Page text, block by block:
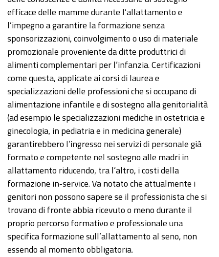
efficace delle mamme durante l’allattamento e
l’impegno a garantire la formazione senza
sponsorizzazioni, coinvolgimento o uso di materiale
promozionale proveniente da ditte produttrici di
alimenti complementari per l’infanzia. Certificazioni
come questa, applicate ai corsi di laurea e
specializzazioni delle professioni che si occupano di
alimentazione infantile e di sostegno alla genitorialità
(ad esempio le specializzazioni mediche in ostetricia e
ginecologia, in pediatria e in medicina generale)
garantirebbero l’ingresso nei servizi di personale già
formato e competente nel sostegno alle madri in
allattamento riducendo, tra l’altro, i costi della
formazione in-service. Va notato che attualmente i
genitori non possono sapere se il professionista che si
trovano di fronte abbia ricevuto o meno durante il
proprio percorso formativo e professionale una
specifica formazione sull’allattamento al seno, non
essendo al momento obbligatoria.